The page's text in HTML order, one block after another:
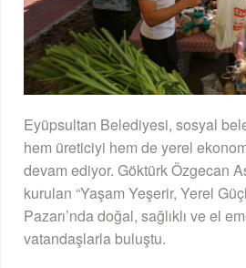
Eyüpsultan Belediyesi, sosyal
hem üreticiyi hem de yerel
devam ediyor. Göktürk Özgecan
kurulan “Yaşam Yeşerir, Yerel
Pazarı’nda doğal, sağlıklı ve el
vatandaşlarla buluştu.